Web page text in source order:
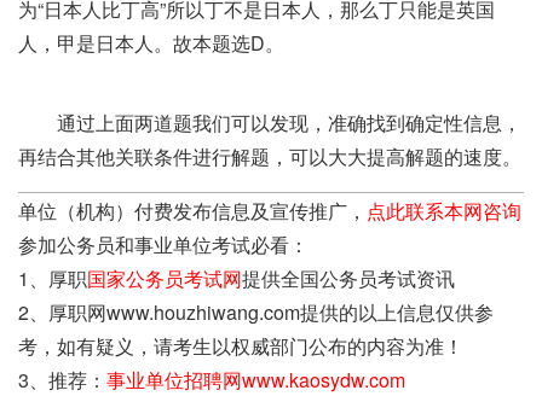
为“日本人比丁高”所以丁不是日本人，那么丁只能是英国
人，甲是日本人。故本题选D。
通过上面两道题我们可以发现，准确找到确定性信息，
再结合其他关联条件进行解题，可以大大提高解题的速度。
单位（机构）付费发布信息及宣传推广， 点此联系本网咨询
参加公务员和事业单位考试必看：
1、厚职国家公务员考试网提供全国公务员考试资讯
2、厚职网www.houzhiwang.com提供的以上信息仅供参
考，如有疑义，请考生以权威部门公布的内容为准！
3、推荐： 事业单位招聘网www.kaosydw.com